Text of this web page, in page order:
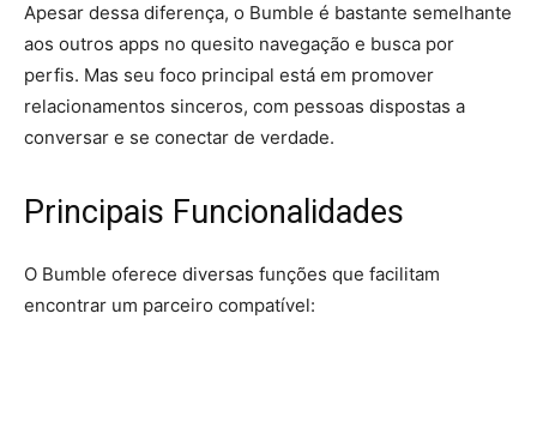
Apesar dessa diferença, o Bumble é bastante semelhante
aos outros apps no quesito navegação e busca por
perfis. Mas seu foco principal está em promover
relacionamentos sinceros, com pessoas dispostas a
conversar e se conectar de verdade.
Principais Funcionalidades
O Bumble oferece diversas funções que facilitam
encontrar um parceiro compatível: